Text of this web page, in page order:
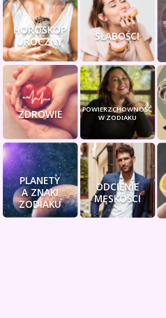
HOROSKOP
UROCZNY
SŁABOŚCI
ZDROWIE
POWIERZCHOWNOŚĆ
W ZODIAKU
PLANETY
A ZNAKI
ZODIAKU
ODCIENIE
MĘSKOŚCI